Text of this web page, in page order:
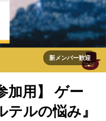
新メンバー歓迎
加用】 ゲー
ルの悩み』